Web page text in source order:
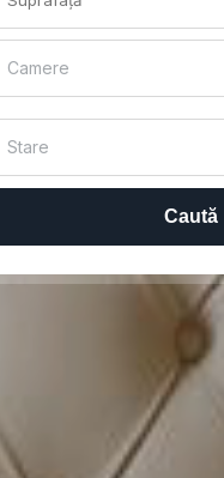
Camere
Stare
Caută